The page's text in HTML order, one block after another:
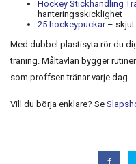
Hockey Stickhandling
hanteringsskicklighet
25 hockeypuckar– skjut
Med dubbel plastisyta rör du
träning. Måltavlan bygger
som proffsen tränar varje dag.
Vill du börja enklare? Se